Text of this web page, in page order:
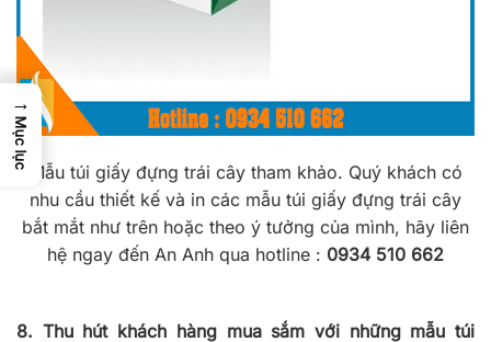
Mẫu túi giấy đựng trái cây tham khảo. Quý khách có
nhu cầu thiết kế và in các mẫu túi giấy đựng trái cây
bắt mắt như trên hoặc theo ý tưởng của mình, hãy liên
hệ ngay đến An Anh qua hotline : 0934 510 662
8. Thu hút khách hàng mua sắm với những mẫu túi
→
Mục lục